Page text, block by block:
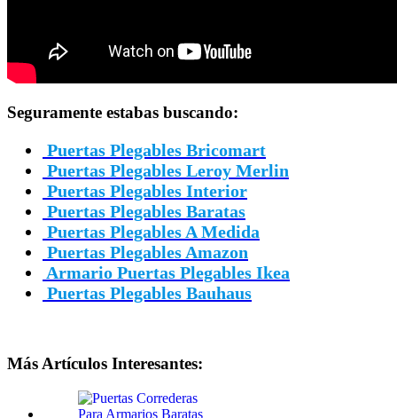
Seguramente estabas buscando:
Puertas Plegables Bricomart
Puertas Plegables Leroy Merlin
Puertas Plegables Interior
Puertas Plegables Baratas
Puertas Plegables A Medida
Puertas Plegables Amazon
Armario Puertas Plegables Ikea
Puertas Plegables Bauhaus
Más Artículos Interesantes: